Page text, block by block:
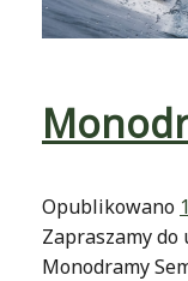
Opublikowano
Zapraszamy do
Monodramy